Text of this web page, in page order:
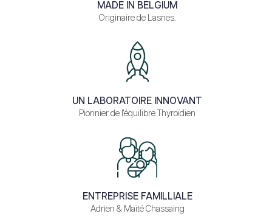
MADE IN BELGIUM
Originaire de Lasnes.
UN LABORATOIRE INNOVANT
Pionnier de l'équilibre Thyroïdien
ENTREPRISE FAMILLIALE
Adrien & Maïté Chassaing